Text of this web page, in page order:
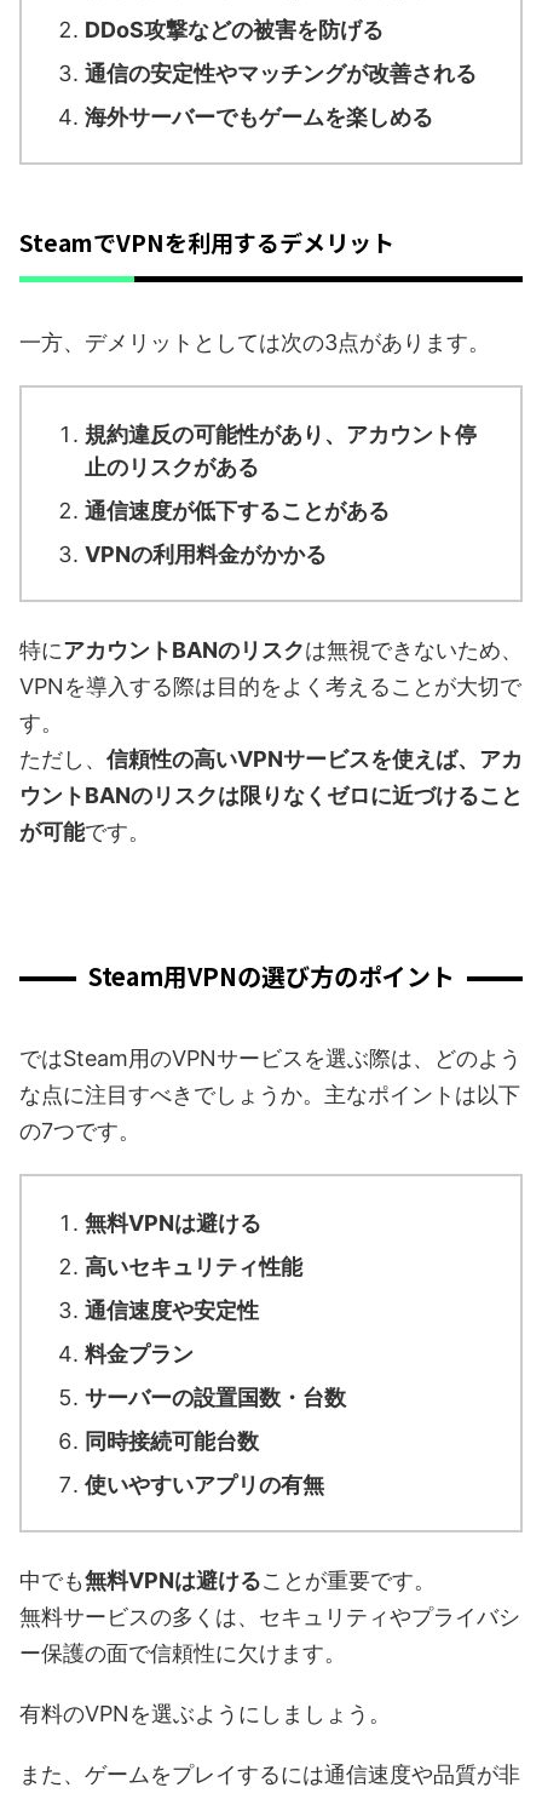
DDoS攻撃などの被害を防げる
通信の安定性やマッチングが改善される
海外サーバーでもゲームを楽しめる
SteamでVPNを利用するデメリット
一方、デメリットとしては次の3点があります。
規約違反の可能性があり、アカウント停
止のリスクがある
通信速度が低下することがある
VPNの利用料金がかかる
特にアカウントBANのリスクは無視できないため、
VPNを導入する際は目的をよく考えることが大切で
す。
ただし、 信頼性の高いVPNサービスを使えば、アカ
ウントBANのリスクは限りなくゼロに近づけること
が可能です。
Steam用VPNの選び方のポイント
ではSteam用のVPNサービスを選ぶ際は、どのよう
な点に注目すべきでしょうか。主なポイントは以下
の7つです。
無料VPNは避ける
高いセキュリティ性能
通信速度や安定性
料金プラン
サーバーの設置国数・台数
同時接続可能台数
使いやすいアプリの有無
中でも無料VPNは避けることが重要です。
無料サービスの多くは、セキュリティやプライバシ
ー保護の面で信頼性に欠けます。
有料のVPNを選ぶようにしましょう。
また、ゲームをプレイするには通信速度や品質が非